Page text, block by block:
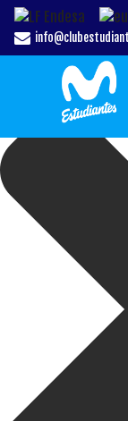
Gestionar el